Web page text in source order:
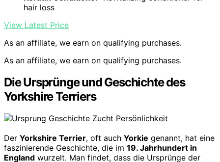
hair loss
View Latest Price
As an affiliate, we earn on qualifying purchases.
As an affiliate, we earn on qualifying purchases.
Die Ursprünge und Geschichte des
Yorkshire Terriers
Der Yorkshire Terrier, oft auch Yorkie genannt, hat eine
faszinierende Geschichte, die im 19. Jahrhundert in
England wurzelt. Man findet, dass die Ursprünge der